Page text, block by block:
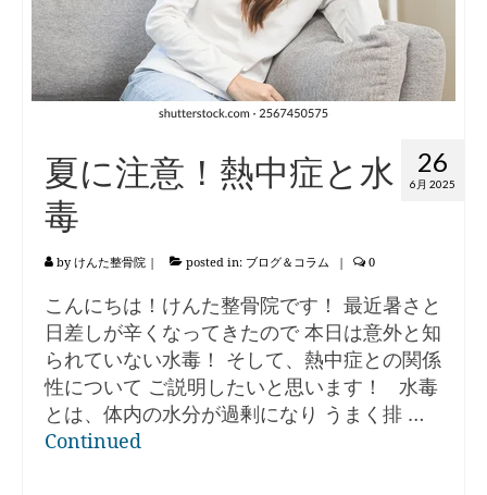
26
6月 2025
夏に注意！熱中症と水
毒
byけんた整骨院 | posted in: ブログ＆コラム | 0
こんにちは！けんた整骨院です！ 最近暑さと
日差しが辛くなってきたので 本日は意外と知
られていない水毒！ そして、熱中症との関係
性について ご説明したいと思います！ 水毒
とは、体内の水分が過剰になり うまく排 …
Continued